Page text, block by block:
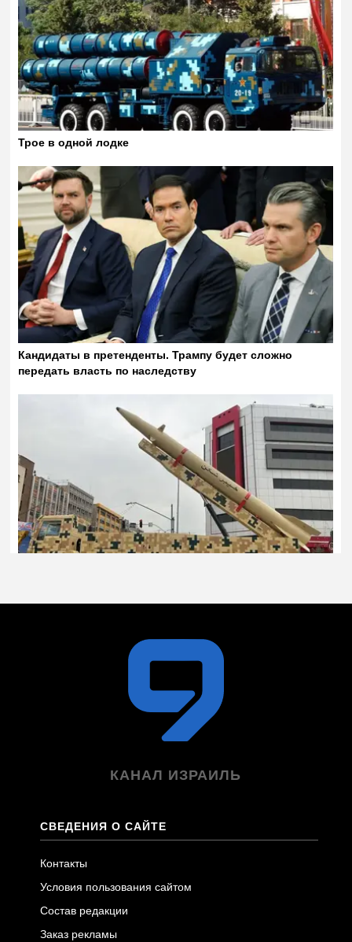
КАНАЛ ИЗРАИЛЬ
СВЕДЕНИЯ О САЙТЕ
Контакты
Условия пользования сайтом
Состав редакции
Заказ рекламы